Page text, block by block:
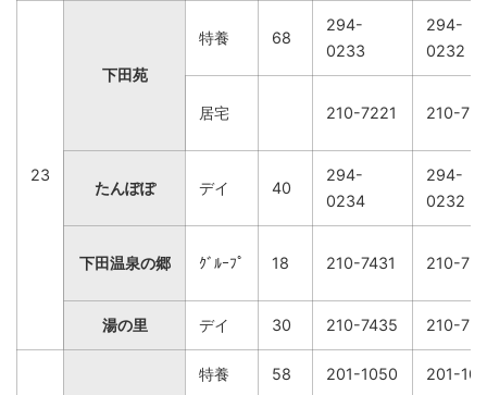
23
下田苑
特養 68
294-
0233
294-
0232
居宅 210-7221 210-
たんぽぽ デイ 40
294-
0234
294-
0232
下田温泉の郷 ｸﾞﾙｰﾌﾟ 18 210-7431 210-
湯の里 デイ 30 210-7435 210-
特養 58 201-1050 201-